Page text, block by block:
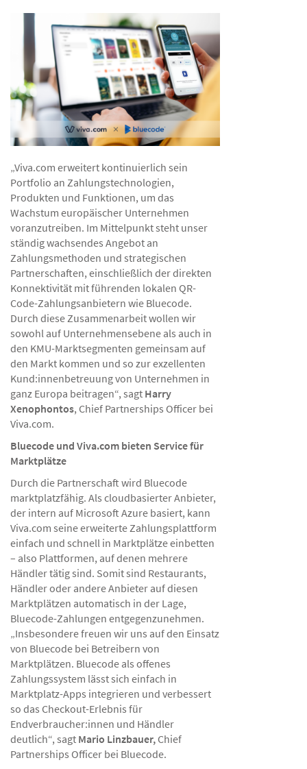
„Viva.com erweitert kontinuierlich sein
Portfolio an Zahlungstechnologien,
Produkten und Funktionen, um das
Wachstum europäischer Unternehmen
voranzutreiben. Im Mittelpunkt steht unser
ständig wachsendes Angebot an
Zahlungsmethoden und strategischen
Partnerschaften, einschließlich der direkten
Konnektivität mit führenden lokalen QR-
Code-Zahlungsanbietern wie Bluecode.
Durch diese Zusammenarbeit wollen wir
sowohl auf Unternehmensebene als auch in
den KMU-Marktsegmenten gemeinsam auf
den Markt kommen und so zur exzellenten
Kund:innenbetreuung von Unternehmen in
ganz Europa beitragen“, sagt Harry
Xenophontos, Chief Partnerships Officer bei
Viva.com.
Bluecode und Viva.com bieten Service für
Marktplätze
Durch die Partnerschaft wird Bluecode
marktplatzfähig. Als cloudbasierter Anbieter,
der intern auf Microsoft Azure basiert, kann
Viva.com seine erweiterte Zahlungsplattform
einfach und schnell in Marktplätze einbetten
– also Plattformen, auf denen mehrere
Händler tätig sind. Somit sind Restaurants,
Händler oder andere Anbieter auf diesen
Marktplätzen automatisch in der Lage,
Bluecode-Zahlungen entgegenzunehmen.
„Insbesondere freuen wir uns auf den Einsatz
von Bluecode bei Betreibern von
Marktplätzen. Bluecode als offenes
Zahlungssystem lässt sich einfach in
Marktplatz-Apps integrieren und verbessert
so das Checkout-Erlebnis für
Endverbraucher:innen und Händler
deutlich“, sagt Mario Linzbauer, Chief
Partnerships Officer bei Bluecode.